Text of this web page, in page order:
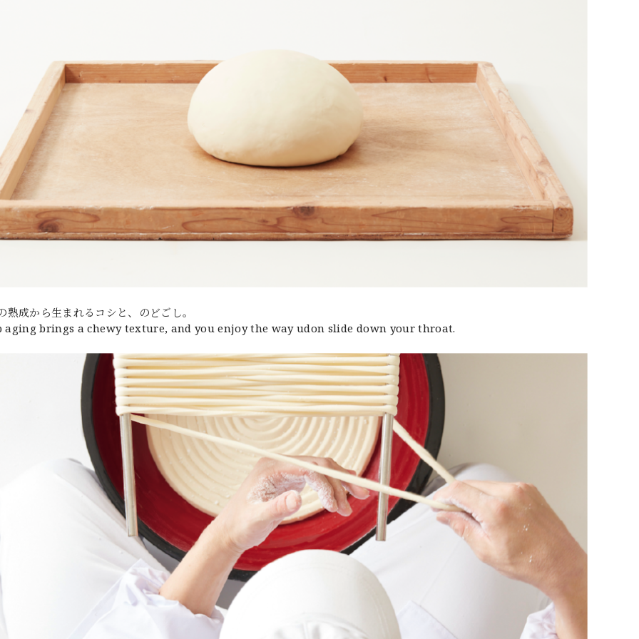
熟成から生まれるコシと、のどごし。
aging brings a chewy texture, and you enjoy the way udon slide down your throat.